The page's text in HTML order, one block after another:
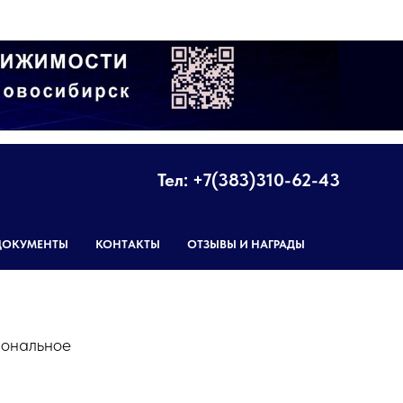
Тел: +7(383)310-62-43
КОНТАКТЫ ОТЗЫВЫ И НАГРАДЫ